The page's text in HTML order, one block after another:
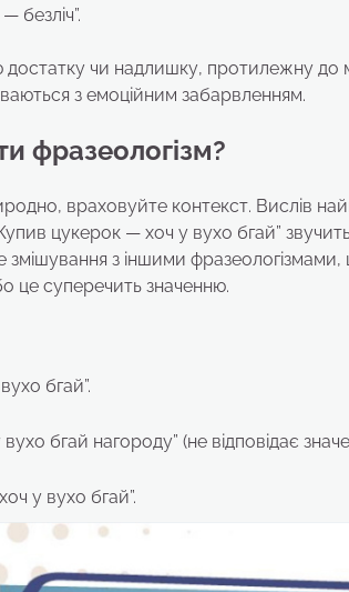
безліч”.
достатку чи надлишку, протилежну до
з емоційним забарвленням.
фразеологізм?
враховуйте контекст. Вислів
цукерок — хоч у вухо бгай”
змішування з іншими
це суперечить значенню.
бгай”.
бгай нагороду” (не відповідає
у вухо бгай”.